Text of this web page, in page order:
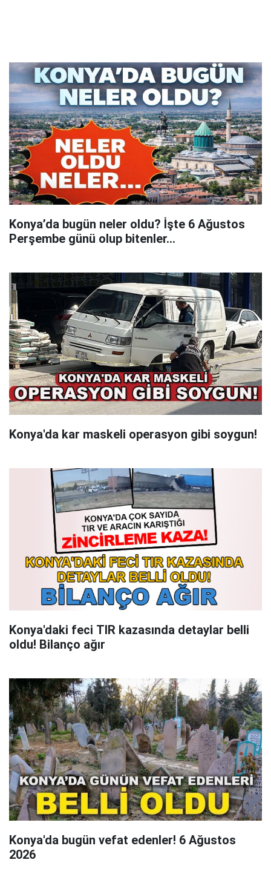
Konya’da bugün neler oldu? İşte 6 Ağustos
Perşembe günü olup bitenler…
Konya'da kar maskeli operasyon gibi soygun!
Konya'daki feci TIR kazasında detaylar belli
oldu! Bilanço ağır
Konya'da bugün vefat edenler! 6 Ağustos
2026